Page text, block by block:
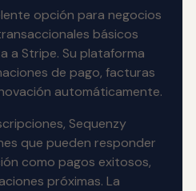
opción para negocios
básicos
a Stripe. Su plataforma
de pago, facturas
automáticamente.
Sequenzy
que pueden responder
como pagos exitosos,
próximas. La